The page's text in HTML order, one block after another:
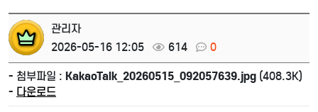
관리자
2026-05-16 12:05
614 0
- 첨부파일 : KakaoTalk_20260515_092057639.jpg (408.3K)
- 다운로드